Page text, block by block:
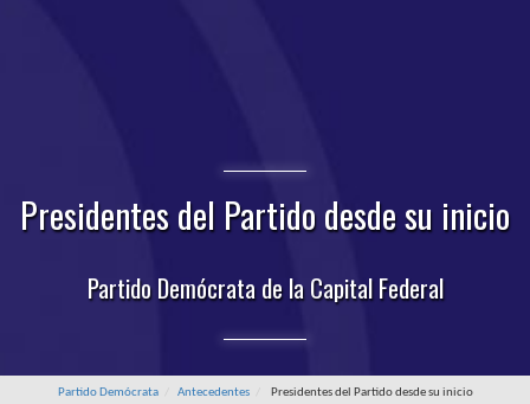
Presidentes del Partido desde su inicio
Partido Demócrata de la Capital Federal
Partido Demócrata Antecedentes Presidentes del Partido desde su inicio